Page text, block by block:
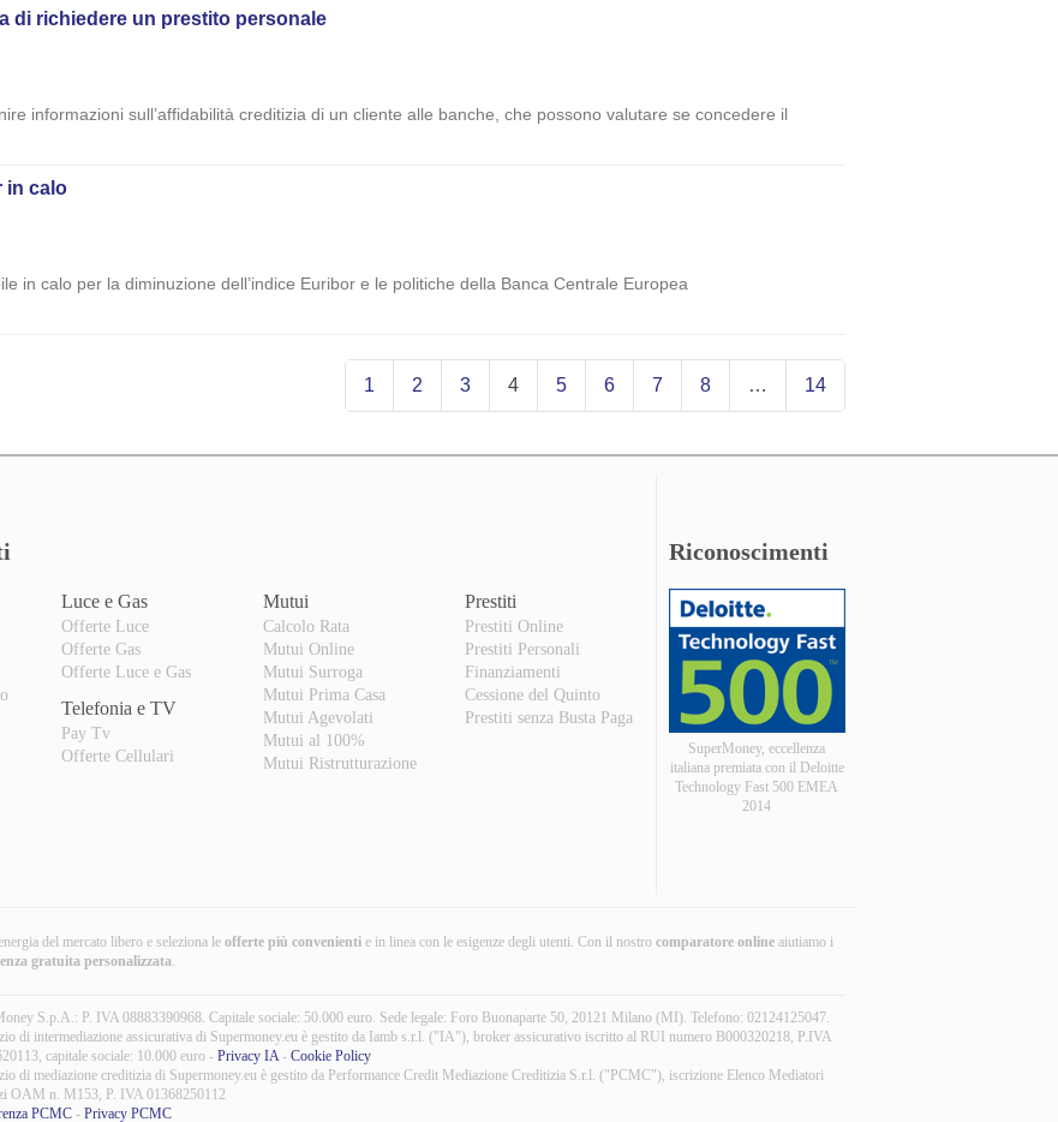
di richiedere un prestito personale
informazioni sull’affidabilità creditizia di un cliente alle banche, che possono valutare se concedere il
in calo
in calo per la diminuzione dell’indice Euribor e le politiche della Banca Centrale Europea
1 2 3 4 5 6 7 8 … 14
Luce e Gas
Offerte Luce
Offerte Gas
Offerte Luce e Gas
Telefonia e TV
Pay Tv
Offerte Cellulari
Mutui
Calcolo Rata
Mutui Online
Mutui Surroga
Mutui Prima Casa
Mutui Agevolati
Mutui al 100%
Mutui Ristrutturazione
Prestiti
Prestiti Online
Prestiti Personali
Finanziamenti
Cessione del Quinto
Prestiti senza Busta Paga
Riconoscimenti
SuperMoney, eccellenza
italiana premiata con il Deloitte
Technology Fast 500 EMEA
2014
del mercato libero e seleziona le offerte più convenienti e in linea con le esigenze degli utenti. Con il nostro comparatore online aiutiamo i
gratuita personalizzata.
S.p.A.: P. IVA 08883390968. Capitale sociale: 50.000 euro. Sede legale: Foro Buonaparte 50, 20121 Milano (MI). Telefono: 02124125047.
di intermediazione assicurativa di Supermoney.eu è gestito da Iamb s.r.l. ("IA"), broker assicurativo iscritto al RUI numero B000320218, P.IVA
capitale sociale: 10.000 euro - Privacy IA- Cookie Policy
di mediazione creditizia di Supermoney.eu è gestito da Performance Credit Mediazione Creditizia S.r.l. ("PCMC"), iscrizione Elenco Mediatori
OAM n. M153, P. IVA 01368250112
PCMC - Privacy PCMC